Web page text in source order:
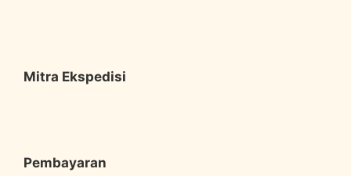
Mitra Ekspedisi
Pembayaran